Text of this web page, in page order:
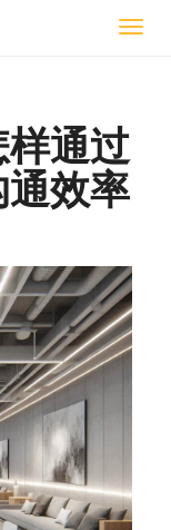
切
通过
效率